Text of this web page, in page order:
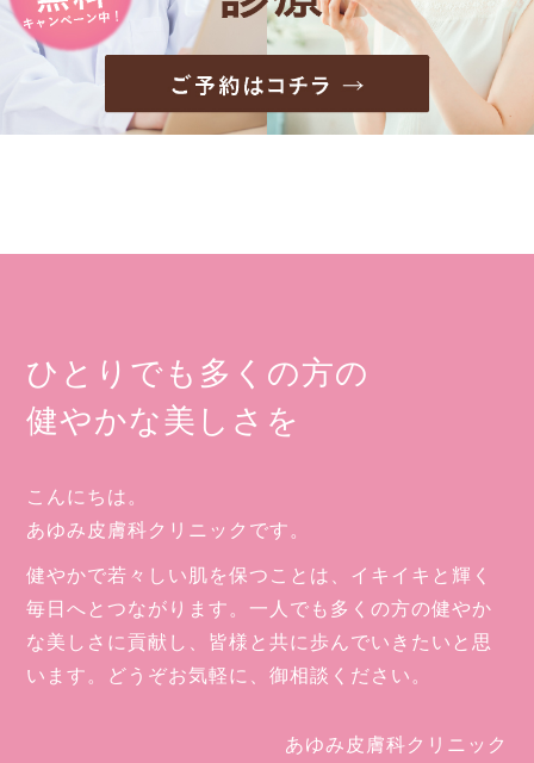
ひとりでも多くの方の
健やかな美しさを
こんにちは。
あゆみ皮膚科クリニックです。
健やかで若々しい肌を保つことは、イキイキと輝く
毎日へとつながります。一人でも多くの方の健やか
な美しさに貢献し、皆様と共に歩んでいきたいと思
います。どうぞお気軽に、御相談ください。
あゆみ皮膚科クリニック